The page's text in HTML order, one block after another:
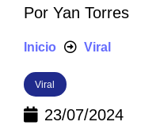
Por Yan Torres
Inicio Viral
Viral
23/07/2024